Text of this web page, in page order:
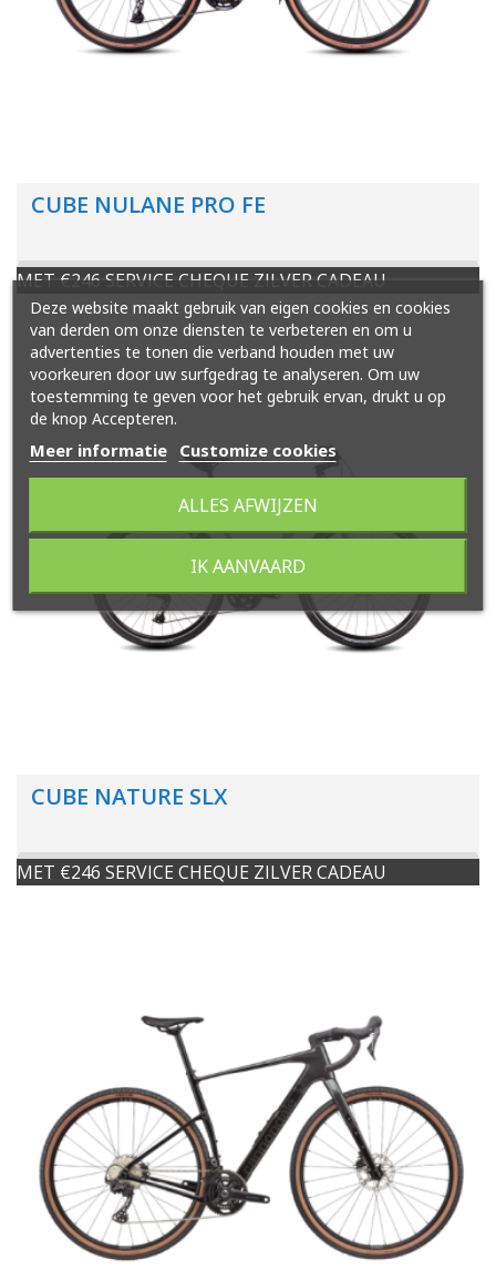
CUBE NULANE PRO FE
MET €246 SERVICE CHEQUE ZILVER CADEAU
CUBE NATURE SLX
MET €246 SERVICE CHEQUE ZILVER CADEAU
Deze website maakt gebruik van eigen cookies en cookies
van derden om onze diensten te verbeteren en om u
advertenties te tonen die verband houden met uw
voorkeuren door uw surfgedrag te analyseren. Om uw
toestemming te geven voor het gebruik ervan, drukt u op
de knop Accepteren.
Meer informatie Customize cookies
ALLES AFWIJZEN
IK AANVAARD